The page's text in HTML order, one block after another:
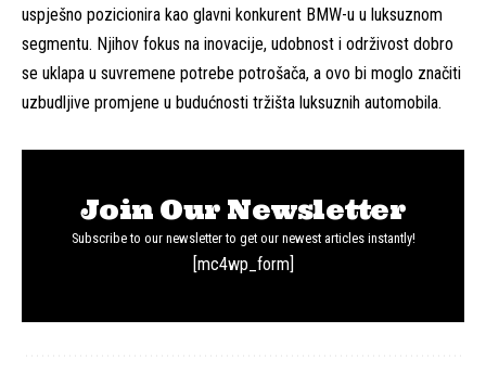
uspješno pozicionira kao glavni konkurent BMW-u u luksuznom
segmentu. Njihov fokus na inovacije, udobnost i održivost dobro
se uklapa u suvremene potrebe potrošača, a ovo bi moglo značiti
uzbudljive promjene u budućnosti tržišta luksuznih automobila.
Join Our Newsletter
Subscribe to our newsletter to get our newest articles instantly!
[mc4wp_form]